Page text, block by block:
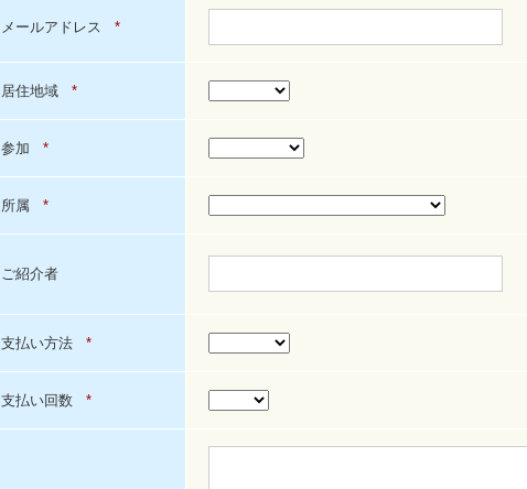
メールアドレス *
居住地域 *
参加 *
所属 *
ご紹介者
支払い方法 *
支払い回数 *